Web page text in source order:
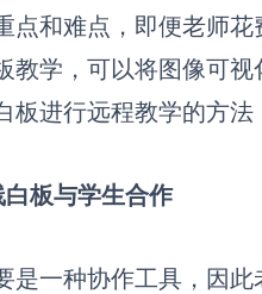
点和难点，即便老师
教学，可以将图像可
板进行远程教学的方法
板与学生合作
是一种协作工具，因